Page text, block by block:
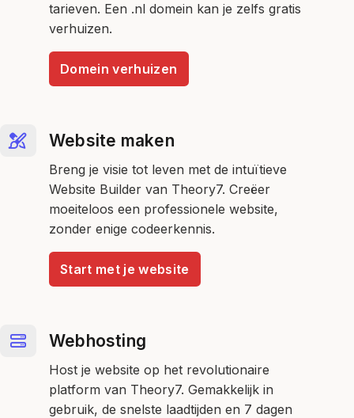
tarieven. Een .nl domein kan je zelfs gratis
verhuizen.
Domein verhuizen
Website maken
Breng je visie tot leven met de intuïtieve
Website Builder van Theory7. Creëer
moeiteloos een professionele website,
zonder enige codeerkennis.
Start met je website
Webhosting
Host je website op het revolutionaire
platform van Theory7. Gemakkelijk in
gebruik, de snelste laadtijden en 7 dagen